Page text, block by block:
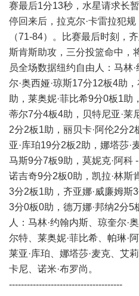
赛最后1分13秒，水星请求长
停回来后，拉克尔·卡雷拉犯
（71-84）。比赛最后时刻，
斯肯斯助攻，三分投篮命中，
员全场数据纽约自由人：马林
尔·奥西娅·琼斯17分12板4助
助，莱奥妮·菲比希9分0板1助
蒂尔7分4板4助，贝特尼亚·莱
2分2板1助，丽贝卡·阿伦2分
亚·库珀19分2板2助，娜塔莎·
马斯9分7板9助，莫妮克·阿科
诺吉奇9分2板0助，凯拉·林斯
3分2板1助，齐亚娜·威廉姆斯
3分0板0助，德万娜·邦纳2分
人：马林·约翰内斯、琼奎尔·
尔特、莱奥妮·菲比希、帕琳·
莱亚·库珀、娜塔莎·麦克、艾
卡尼、诺米·布罗尚。
--------------------------------------